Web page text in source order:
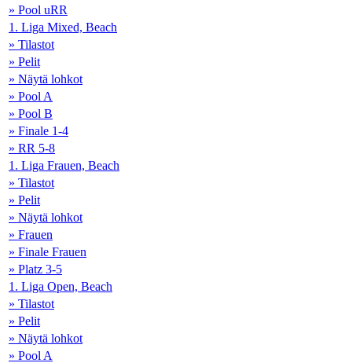
» Pool uRR
1. Liga Mixed, Beach
» Tilastot
» Pelit
» Näytä lohkot
» Pool A
» Pool B
» Finale 1-4
» RR 5-8
1. Liga Frauen, Beach
» Tilastot
» Pelit
» Näytä lohkot
» Frauen
» Finale Frauen
» Platz 3-5
1. Liga Open, Beach
» Tilastot
» Pelit
» Näytä lohkot
» Pool A